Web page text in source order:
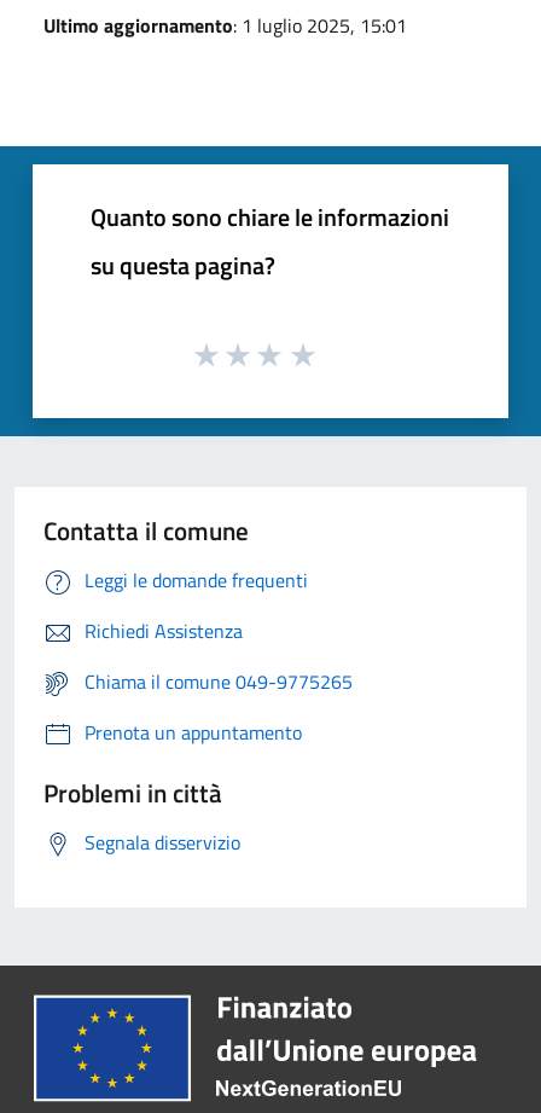
Ultimo aggiornamento: 1 luglio 2025, 15:01
Quanto sono chiare le informazioni
su questa pagina?
Contatta il comune
Leggi le domande frequenti
Richiedi Assistenza
Chiama il comune 049-9775265
Prenota un appuntamento
Problemi in città
Segnala disservizio